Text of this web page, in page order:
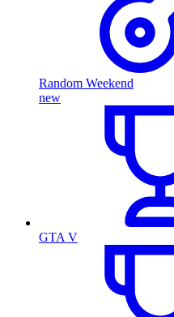
Random Weekend
new
GTA V